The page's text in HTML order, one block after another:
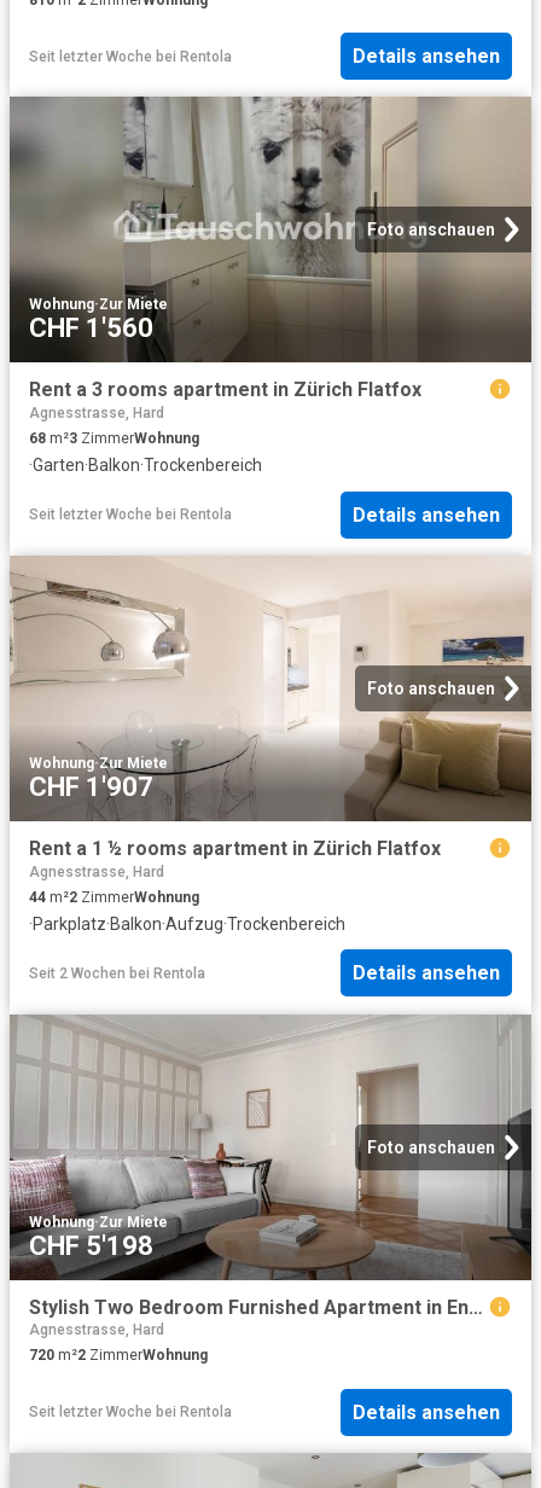
Seit letzter Woche bei Rentola Details ansehen
Foto anschauen
Wohnung·Zur Miete
CHF 1'560
Rent a 3 rooms apartment in Zürich Flatfox
Agnesstrasse, Hard
68 m²3 ZimmerWohnung
·Garten·Balkon·Trockenbereich
Seit letzter Woche bei Rentola Details ansehen
Foto anschauen
Wohnung·Zur Miete
CHF 1'907
Rent a 1 ½ rooms apartment in Zürich Flatfox
Agnesstrasse, Hard
44 m²2 ZimmerWohnung
·Parkplatz·Balkon·Aufzug·Trockenbereich
Seit 2 Wochen bei Rentola Details ansehen
Foto anschauen
Wohnung·Zur Miete
CHF 5'198
Stylish Two Bedroom Furnished Apartment in Enge, Zurich Amsterdam Apartments for Rent
Agnesstrasse, Hard
720 m²2 ZimmerWohnung
Seit letzter Woche bei Rentola Details ansehen